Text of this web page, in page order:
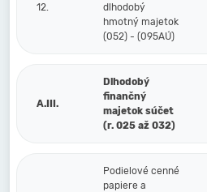
12.
dlhodobý
hmotný majetok
(052) - (095AÚ)
A.III.
Dlhodobý
finančný
majetok súčet
(r. 025 až 032)
Podielové cenné
papiere a